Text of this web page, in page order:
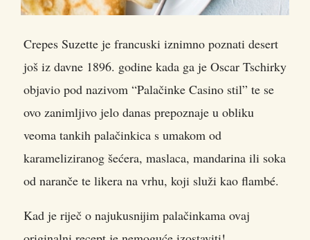
Crepes Suzette je francuski iznimno poznati desert
još iz davne 1896. godine kada ga je Oscar Tschirky
objavio pod nazivom “Palačinke Casino stil” te se
ovo zanimljivo jelo danas prepoznaje u obliku
veoma tankih palačinkica s umakom od
karameliziranog šećera, maslaca, mandarina ili soka
od naranče te likera na vrhu, koji služi kao flambé.
Kad je riječ o najukusnijim palačinkama ovaj